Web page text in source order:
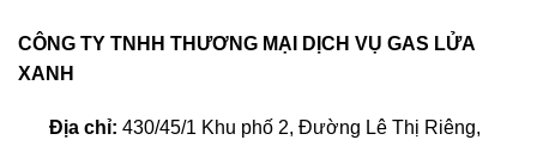
CÔNG TY TNHH THƯƠNG MẠI DỊCH VỤ GAS LỬA
XANH
Địa chỉ: 430/45/1 Khu phố 2, Đường Lê Thị Riêng,